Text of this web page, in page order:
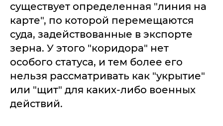
существует определенная "линия на
карте", по которой перемещаются
суда, задействованные в экспорте
зерна. У этого "коридора" нет
особого статуса, и тем более его
нельзя рассматривать как "укрытие"
или "щит" для каких-либо военных
действий.